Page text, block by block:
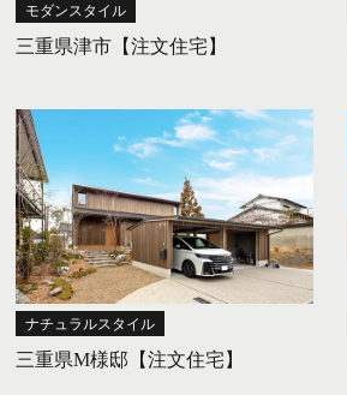
モダンスタイル
三重県津市【注文住宅】
ナチュラルスタイル
三重県M様邸【注文住宅】